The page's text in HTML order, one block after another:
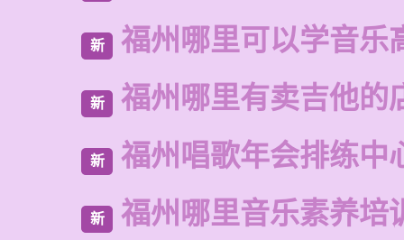
新 福州哪里可以学音乐
新 福州哪里有卖吉他的
新 福州唱歌年会排练中
新 福州哪里音乐素养培